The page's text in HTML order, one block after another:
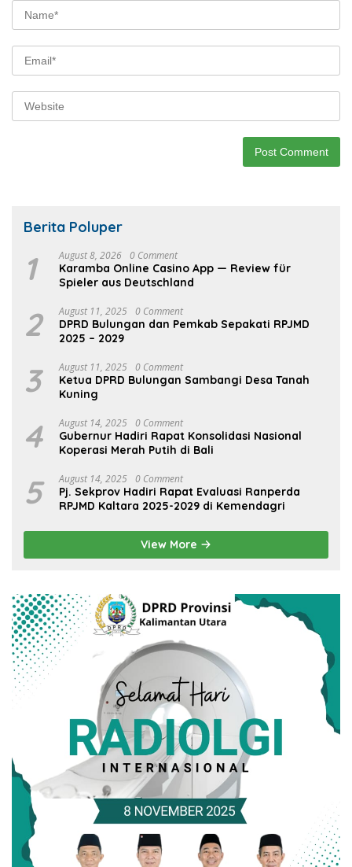
Berita Poluper
1 August 8, 2026 0 Comment
Karamba Online Casino App — Review für
Spieler aus Deutschland
2 August 11, 2025 0 Comment
DPRD Bulungan dan Pemkab Sepakati RPJMD
2025 – 2029
3 August 11, 2025 0 Comment
Ketua DPRD Bulungan Sambangi Desa Tanah
Kuning
4 August 14, 2025 0 Comment
Gubernur Hadiri Rapat Konsolidasi Nasional
Koperasi Merah Putih di Bali
5 August 14, 2025 0 Comment
Pj. Sekprov Hadiri Rapat Evaluasi Ranperda
RPJMD Kaltara 2025-2029 di Kemendagri
View More